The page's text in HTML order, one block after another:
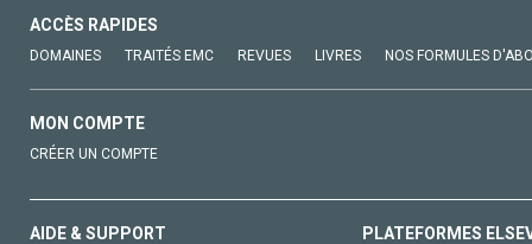
ACCÈS RAPIDES
DOMAINES TRAITÉS EMC REVUES LIVRES NOS FORMULES
MON COMPTE
CRÉER UN COMPTE
AIDE & SUPPORT PLATEFORMES